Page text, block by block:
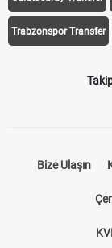
Galatasaray Transfer
Trabzonspor Transfer